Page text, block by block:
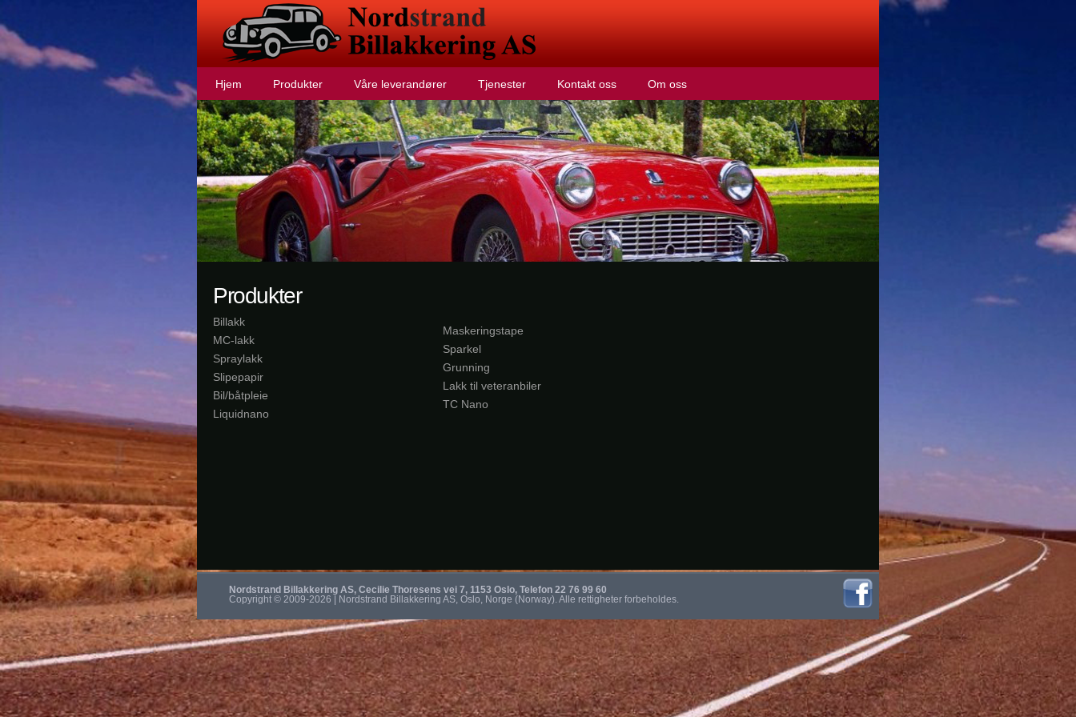
Hjem Produkter Våre leverandører Tjenester Kontakt oss Om oss
Nordstrand Billakkering AS, Cecilie Thoresens vei 7, 1153 Oslo, Telefon 22 76 99 60
Copyright © 2009-2026 | Nordstrand Billakkering AS, Oslo, Norge (Norway). Alle rettigheter forbeholdes.